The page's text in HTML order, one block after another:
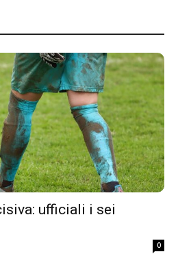
ufficiali i sei
0